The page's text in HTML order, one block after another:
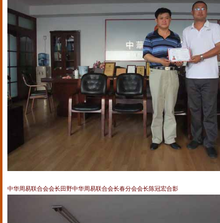
中华周易联合会会长田野中华周易联合会长春分会会长陈冠宏合影